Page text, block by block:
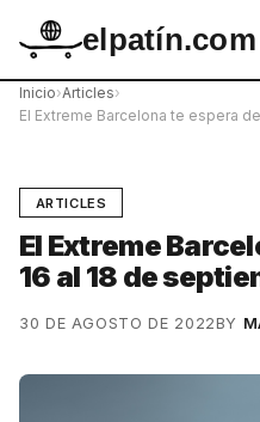
elpatín.com
Inicio›Articles›
El Extreme Barcelona te espera
ARTICLES
El Extreme
16 al 18 de
30 DE AGOSTO DE 2022BY